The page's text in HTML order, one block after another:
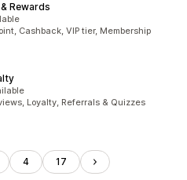
Rewards
Cashback, VIP tier, Membership
Loyalty, Referrals & Quizzes
4 17